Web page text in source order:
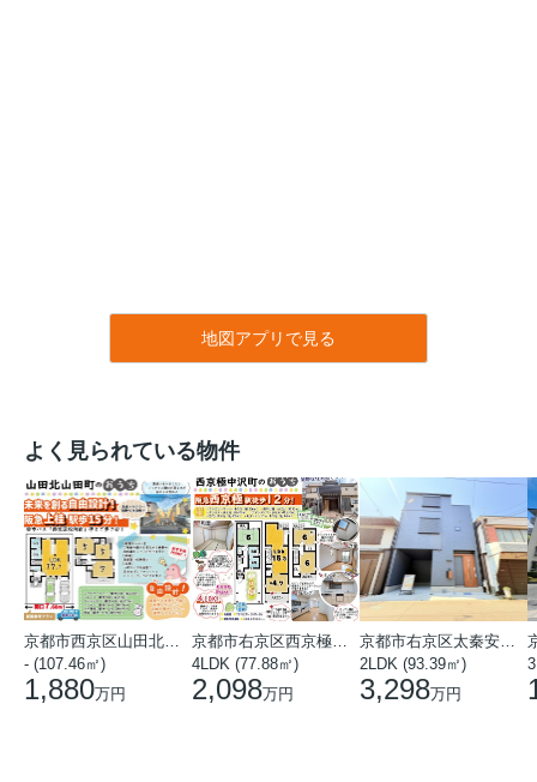
地図アプリで見る
よく見られている物件
- (107.46㎡)
1,880万円
4LDK (77.88㎡)
2,098万円
2LDK (93.39㎡)
3,298万円